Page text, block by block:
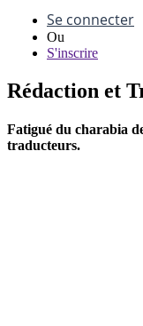
Se connecter
Ou
S'inscrire
Rédaction et
Fatigué du charabia
traducteurs.